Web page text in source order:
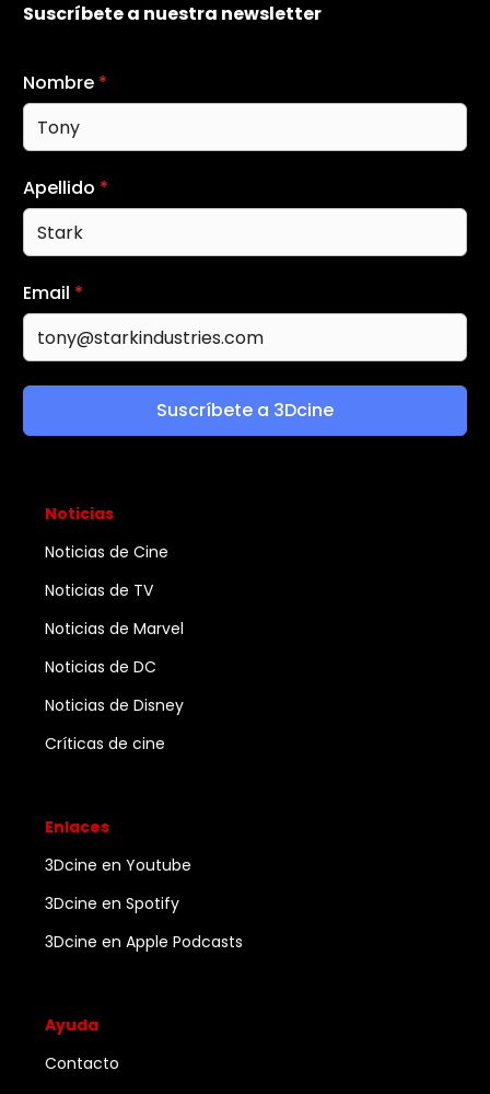
Suscríbete a nuestra newsletter
Nombre *
Apellido *
Email *
Suscríbete a 3Dcine
Noticias
Noticias de Cine
Noticias de TV
Noticias de Marvel
Noticias de DC
Noticias de Disney
Críticas de cine
Enlaces
3Dcine en Youtube
3Dcine en Spotify
3Dcine en Apple Podcasts
Ayuda
Contacto